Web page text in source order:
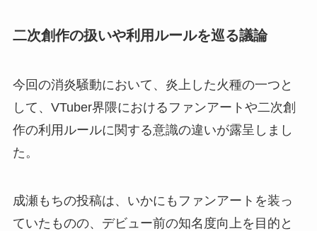
二次創作の扱いや利用ルールを巡る議論
今回の消炎騒動において、炎上した火種の一つと
して、VTuber界隈におけるファンアートや二次創
作の利用ルールに関する意識の違いが露呈しまし
た。
成瀬もちの投稿は、いかにもファンアートを装っ
ていたものの、デビュー前の知名度向上を目的と